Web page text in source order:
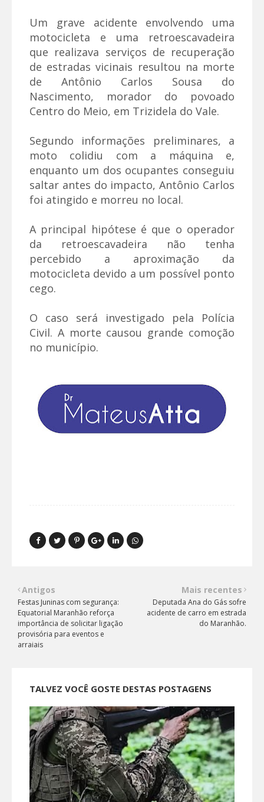
Um grave acidente envolvendo uma
motocicleta e uma retroescavadeira
que realizava serviços de recuperação
de estradas vicinais resultou na morte
de Antônio Carlos Sousa do
Nascimento, morador do povoado
Centro do Meio, em Trizidela do Vale.
Segundo informações preliminares, a
moto colidiu com a máquina e,
enquanto um dos ocupantes conseguiu
saltar antes do impacto, Antônio Carlos
foi atingido e morreu no local.
A principal hipótese é que o operador
da retroescavadeira não tenha
percebido a aproximação da
motocicleta devido a um possível ponto
cego.
O caso será investigado pela Polícia
Civil. A morte causou grande comoção
no município.
Mais recentes
Deputada Ana do Gás sofre
acidente de carro em estrada
do Maranhão.
Antigos
Festas Juninas com segurança:
Equatorial Maranhão reforça
importância de solicitar ligação
provisória para eventos e
arraiais
TALVEZ VOCÊ GOSTE DESTAS POSTAGENS